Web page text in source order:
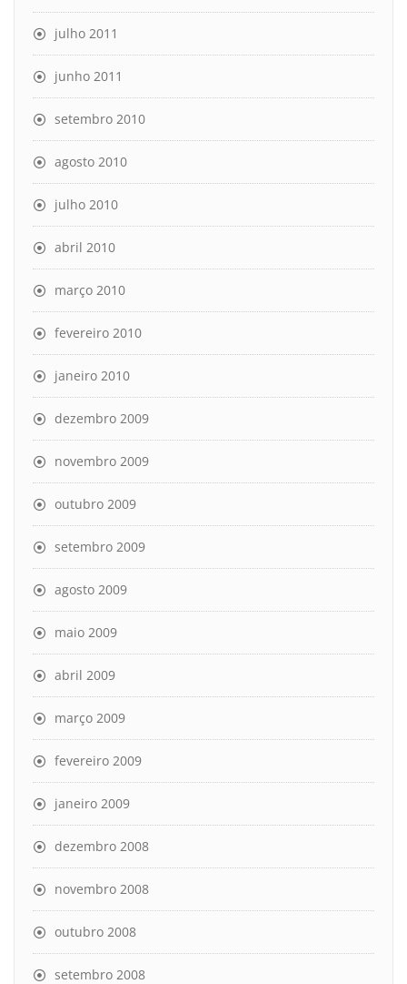
julho 2011
junho 2011
setembro 2010
agosto 2010
julho 2010
abril 2010
março 2010
fevereiro 2010
janeiro 2010
dezembro 2009
novembro 2009
outubro 2009
setembro 2009
agosto 2009
maio 2009
abril 2009
março 2009
fevereiro 2009
janeiro 2009
dezembro 2008
novembro 2008
outubro 2008
setembro 2008